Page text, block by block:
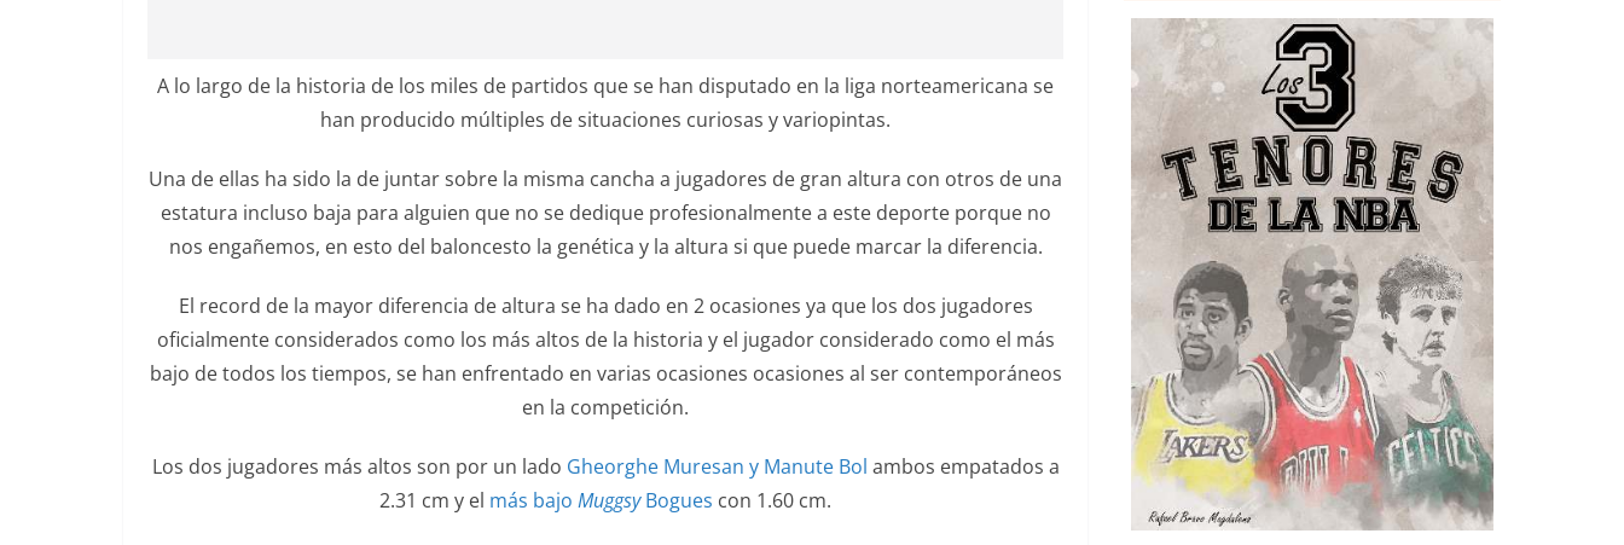
A lo largo de la historia de los miles de partidos que se han disputado en la liga norteamericana se
han producido múltiples de situaciones curiosas y variopintas.
Una de ellas ha sido la de juntar sobre la misma cancha a jugadores de gran altura con otros de una
estatura incluso baja para alguien que no se dedique profesionalmente a este deporte porque no
nos engañemos, en esto del baloncesto la genética y la altura si que puede marcar la diferencia.
El record de la mayor diferencia de altura se ha dado en 2 ocasiones ya que los dos jugadores
oficialmente considerados como los más altos de la historia y el jugador considerado como el más
bajo de todos los tiempos, se han enfrentado en varias ocasiones ocasiones al ser contemporáneos
en la competición.
Los dos jugadores más altos son por un lado Gheorghe Muresan y Manute Bol ambos empatados a
2.31 cm y el más bajo MuggsyBogues con 1.60 cm.